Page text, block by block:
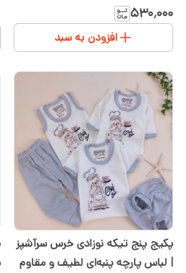
ضدحساسیت در سیسمونی شیدا
۵۳۰٬۰۰۰
افزودن به سبد
پکیج پنج تیکه نوزادی خرس سرآشپز
| لباس پارچه پنبه‌ای لطیف و مقاوم